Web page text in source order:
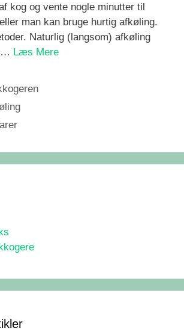
kog og vente nogle minutter til
man kan bruge hurtig afkøling.
Naturlig (langsom) afkøling
… Læs Mere